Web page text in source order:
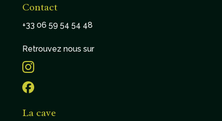
Contact
+33 06 59 54 54 48
Retrouvez nous sur
La cave